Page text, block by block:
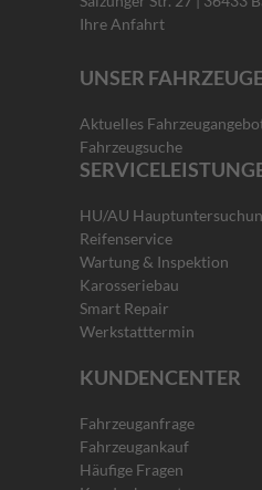
Ihre Anfahrt
UNSER
Aktuelles
Fahrzeugsuche
HU/AU
Reifenservice
Wartung & Inspektion
Karosseriebau
Smart Repair
Werkstatttermin
KUNDENCENTER
Fahrzeuganfrage
Fahrzeugankauf
Häufige Fragen